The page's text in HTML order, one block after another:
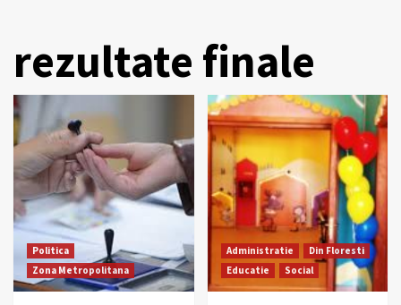
rezultate finale
Politica
Zona Metropolitana
Administratie
Din Floresti
Educatie
Social